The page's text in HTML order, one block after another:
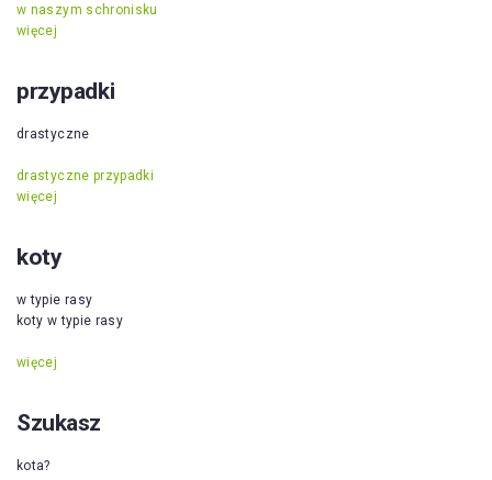
w naszym schronisku
więcej
przypadki
drastyczne
drastyczne przypadki
więcej
koty
w typie rasy
koty w typie rasy
więcej
Szukasz
kota?